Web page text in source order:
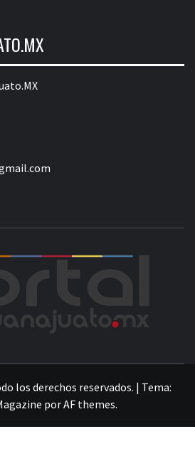
los derechos reservados. | Tema:
porAF themes.